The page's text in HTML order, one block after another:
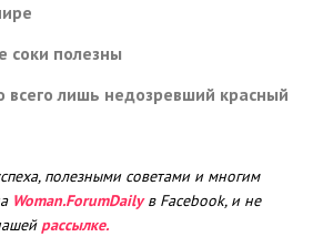
соки полезны
всего лишь недозревший красный
полезными советами и многим
Woman.ForumDailyв Facebook, и не
рассылке.